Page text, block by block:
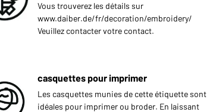
Vous trouverez les détails sur
www.daiber.de/fr/decoration/embroidery/
Veuillez contacter votre contact.
casquettes pour imprimer
Les casquettes munies de cette étiquette sont
idéales pour imprimer ou broder. En laissant